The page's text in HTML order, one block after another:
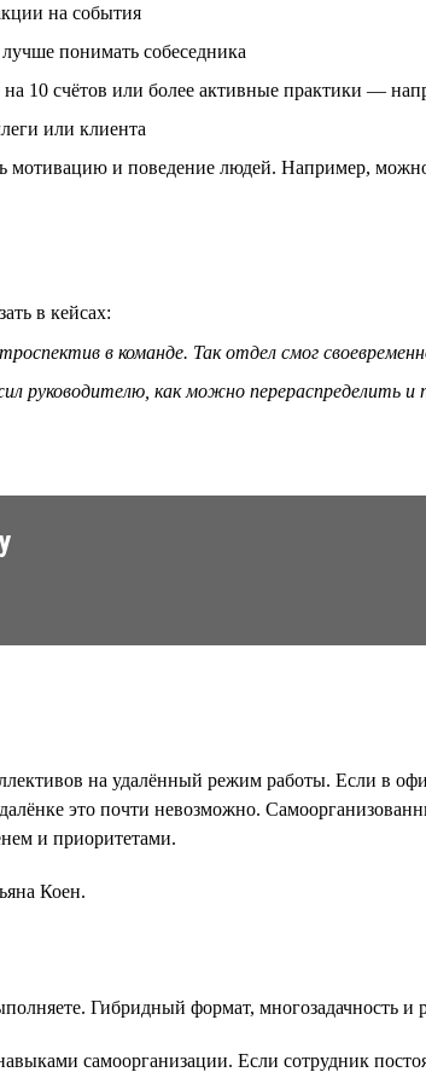
на события
понимать собеседника
10 счётов или более активные практики —
или клиента
мотивацию и поведение людей. Например,
в кейсах:
в команде. Так отдел смог
руководителю, как можно перераспределить
на удалённый режим работы. Если в
это почти невозможно.
и приоритетами.
Коен.
Гибридный формат, многозадачность и
самоорганизации. Если сотрудник